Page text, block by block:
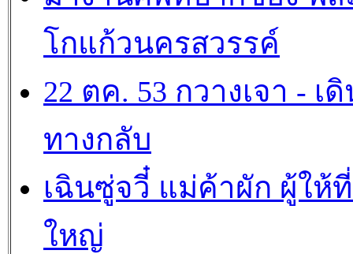
โกแก้วนครสวรรค์
22 ตค. 53 กวางเจา - เ
ทางกลับ
เฉินซู่จวี๋ แม่ค้าผัก ผู้ให้
ใหญ่